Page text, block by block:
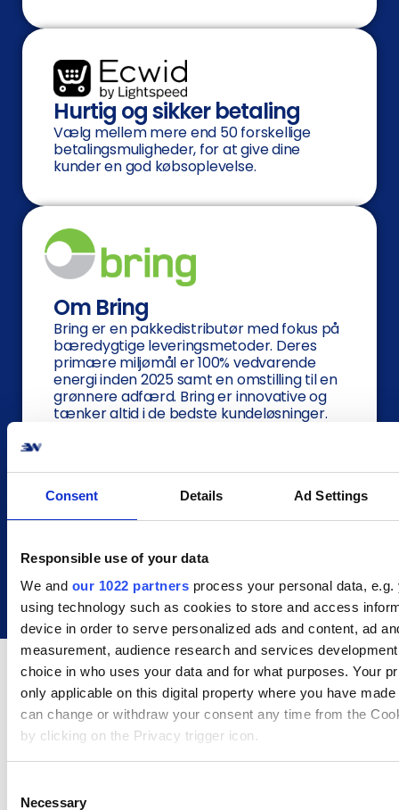
Consent Details Ad Settings
Responsible use of your data
We and our 1022 partners process your personal data, e.g.
using technology such as cookies to store and access
device in order to serve personalized ads and content, ad
measurement, audience research and services
choice in who uses your data and for what purposes. Your
only applicable on this digital property where you have
can change or withdraw your consent any time from the
by clicking on the Privacy trigger icon.
Collect information about your geographical location
Necessary
Hurtig og sikker betaling
Vælg mellem mere end 50 forskellige
betalingsmuligheder, for at give dine
kunder en god købsoplevelse.
Om Bring
Bring er en pakkedistributør med fokus på
bæredygtige leveringsmetoder. Deres
primære miljømål er 100% vedvarende
energi inden 2025 samt en omstilling til en
grønnere adfærd. Bring er innovative og
tænker altid i de bedste kundeløsninger.
problem, Bring kan hjælpe! De tilbyder
både levering og installering/montering af
Din shop kombineret med 70+ mulige